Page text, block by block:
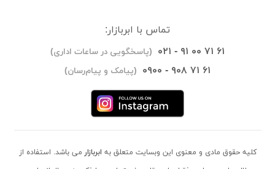
تماس با ابربازار:
۰۲۱ - ۹۱ ۰۰ ۷۱ ۶۱ (پاسخگویی در ساعات اداری)
۰۹۰۰ - ۹۰۸ ۷۱ ۶۱ (پیامک و پیام‌رسان)
کلیه حقوق مادی و معنوی این وبسایت متعلق به ابربازار می باشد. استفاده از